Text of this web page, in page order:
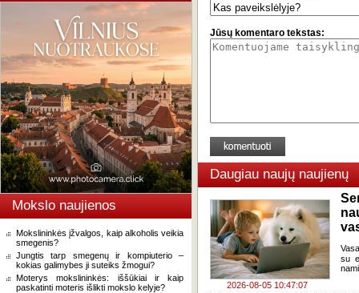
Mokslo naujienos
Mokslininkės įžvalgos, kaip alkoholis veikia
smegenis?
Jungtis tarp smegenų ir kompiuterio –
kokias galimybes ji suteiks žmogui?
Moterys mokslininkės: iššūkiai ir kaip
paskatinti moteris išlikti mokslo kelyje?
Jūsų komentaro tekstas:
Daugiau naujų naujienų
2026-08-05 10:47:07
su